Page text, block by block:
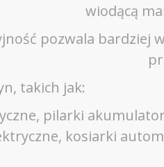
wiodącą
pozwala bardziej
takich jak:
pilarki
kosiarki